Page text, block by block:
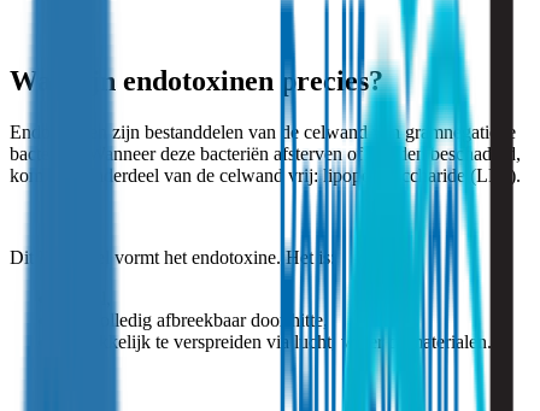
Wat zijn endotoxinen precies?
Endotoxinen zijn bestanddelen van de celwand van gramnegatieve
bacteriën. Wanneer deze bacteriën afsterven of worden beschadigd,
komt een onderdeel van de celwand vrij: lipopolysaccharide (LPS).
Dit LPS-deel vormt het endotoxine. Het is:
niet volledig afbreekbaar door hitte,
gemakkelijk te verspreiden via lucht, water of materialen.